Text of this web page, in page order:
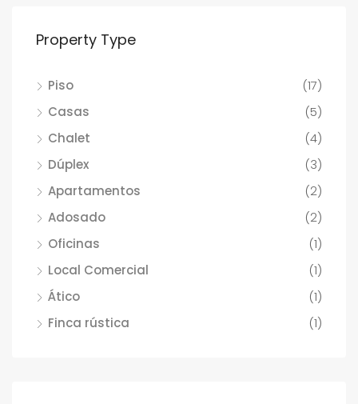
Property Type
Piso
(17)
Casas
(5)
Chalet
(4)
Dúplex
(3)
Apartamentos
(2)
Adosado
(2)
Oficinas
(1)
Local Comercial
(1)
Ático
(1)
Finca rústica
(1)